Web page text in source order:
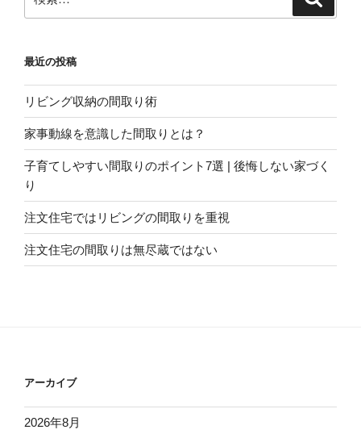
索:
最近の投稿
リビング収納の間取り術
家事動線を意識した間取りとは？
子育てしやすい間取りのポイント7選 | 後悔しない家づく
り
注文住宅ではリビングの間取りを重視
注文住宅の間取りは無尽蔵ではない
アーカイブ
2026年8月